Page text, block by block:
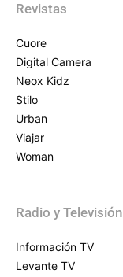
Revistas
Cuore
Digital Camera
Neox Kidz
Stilo
Urban
Viajar
Woman
Radio y Televisión
Información TV
Levante TV